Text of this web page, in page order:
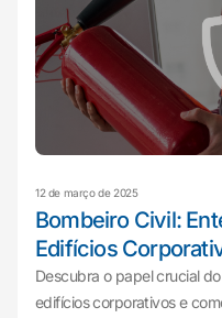
12 de março de 2025
Bombeiro Civil:
Edifícios
Descubra o papel crucial
edifícios corporativos e